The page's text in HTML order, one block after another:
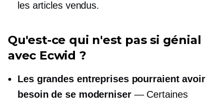
les articles vendus.
Qu'est-ce qui n'est pas si génial
avec Ecwid ?
Les grandes entreprises pourraient avoir
besoin de se moderniser— Certaines